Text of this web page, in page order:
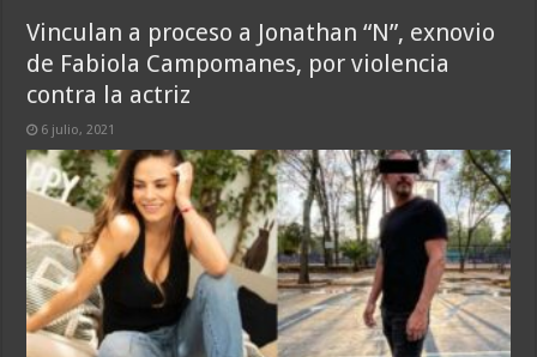
Vinculan a proceso a Jonathan “N”, exnovio
de Fabiola Campomanes, por violencia
contra la actriz
6 julio, 2021